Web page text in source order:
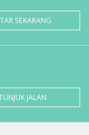
SEKARANG
JALAN